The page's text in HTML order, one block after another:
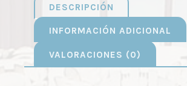
DESCRIPCIÓN
INFORMACIÓN ADICIONAL
VALORACIONES (0)